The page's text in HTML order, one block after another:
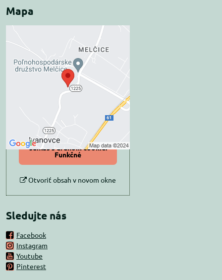
Mapa
Externý obsah je
blokovaný Voľbami
súkromia
Prajete si načítať externý obsah?
Povoliť tentokrát
Povoliť a zapamätať -
súhlas s druhom cookie:
Funkčné
Otvoriť obsah v novom okne
Sledujte nás
Facebook
Instagram
Youtube
Pinterest